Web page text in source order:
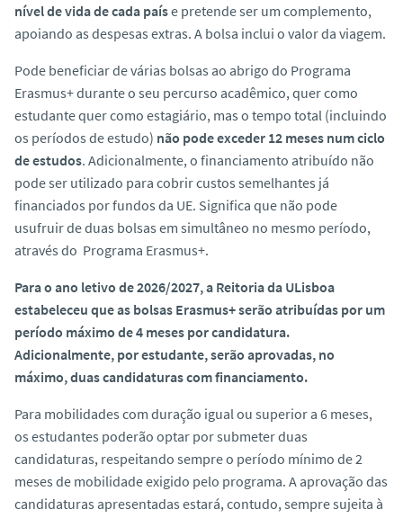
nível de vida de cada paíse pretende ser um complemento,
apoiando as despesas extras. A bolsa inclui o valor da viagem.
Pode beneficiar de várias bolsas ao abrigo do Programa
Erasmus+ durante o seu percurso acadêmico, quer como
estudante quer como estagiário, mas o tempo total (incluindo
os períodos de estudo) não pode exceder 12 meses num ciclo
de estudos. Adicionalmente, o financiamento atribuído não
pode ser utilizado para cobrir custos semelhantes já
financiados por fundos da UE. Significa que não pode
usufruir de duas bolsas em simultâneo no mesmo período,
através do Programa Erasmus+.
Para o ano letivo de 2026/2027, a Reitoria da ULisboa
estabeleceu que as bolsas Erasmus+ serão atribuídas por um
período máximo de 4 meses por candidatura.
Adicionalmente, por estudante, serão aprovadas, no
máximo, duas candidaturas com financiamento.
Para mobilidades com duração igual ou superior a 6 meses,
os estudantes poderão optar por submeter duas
candidaturas, respeitando sempre o período mínimo de 2
meses de mobilidade exigido pelo programa. A aprovação das
candidaturas apresentadas estará, contudo, sempre sujeita à